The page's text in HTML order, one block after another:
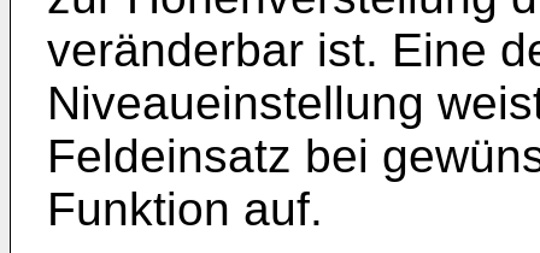
veränderbar ist. Eine
Niveaueinstellung
Feldeinsatz bei
Funktion auf.